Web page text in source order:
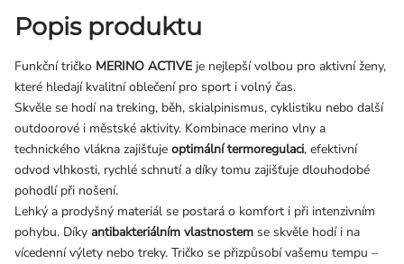
Popis produktu
Funkční tričko MERINO ACTIVE je nejlepší volbou pro aktivní ženy,
které hledají kvalitní oblečení pro sport i volný čas.
Skvěle se hodí na treking, běh, skialpinismus, cyklistiku nebo další
outdoorové i městské aktivity. Kombinace merino vlny a
technického vlákna zajišťuje optimální termoregulaci, efektivní
odvod vlhkosti, rychlé schnutí a díky tomu zajišťuje dlouhodobé
pohodlí při nošení.
Lehký a prodyšný materiál se postará o komfort i při intenzivním
pohybu. Díky antibakteriálním vlastnostem se skvěle hodí i na
vícedenní výlety nebo treky. Tričko se přizpůsobí vašemu tempu –